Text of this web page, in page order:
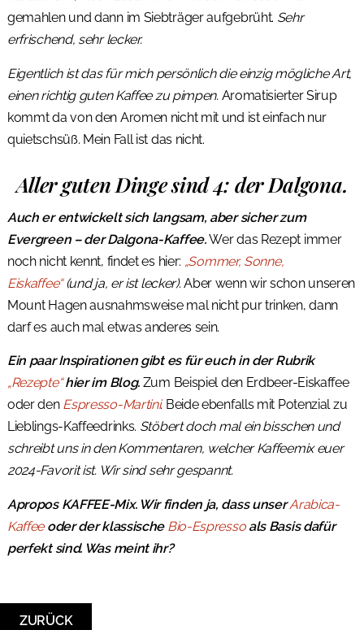
gemahlen und dann im Siebträger aufgebrüht. Sehr
erfrischend, sehr lecker.
Eigentlich ist das für mich persönlich die einzig mögliche Art,
einen richtig guten Kaffee zu pimpen.Aromatisierter Sirup
kommt da von den Aromen nicht mit und ist einfach nur
quietschsüß. Mein Fall ist das nicht.
Aller guten Dinge sind 4: der Dalgona.
Auch er entwickelt sich langsam, aber sicher zum
Evergreen – der Dalgona-Kaffee.Wer das Rezept immer
noch nicht kennt, findet es hier: „Sommer, Sonne,
Eiskaffee“ (und ja, er ist lecker). Aber wenn wir schon unseren
Mount Hagen ausnahmsweise mal nicht pur trinken, dann
darf es auch mal etwas anderes sein.
Ein paar Inspirationen gibt es für euch in der Rubrik
„Rezepte“hier im Blog. Zum Beispiel den Erdbeer-Eiskaffee
oder den Espresso-Martini. Beide ebenfalls mit Potenzial zu
Lieblings-Kaffeedrinks. Stöbert doch mal ein bisschen und
schreibt uns in den Kommentaren, welcher Kaffeemix euer
2024-Favorit ist. Wir sind sehr gespannt.
Apropos KAFFEE-Mix. Wir finden ja, dass unserArabica-
Kaffeeoder der klassische Bio-Espressoals Basis dafür
perfekt sind. Was meint ihr?
ZURÜCK